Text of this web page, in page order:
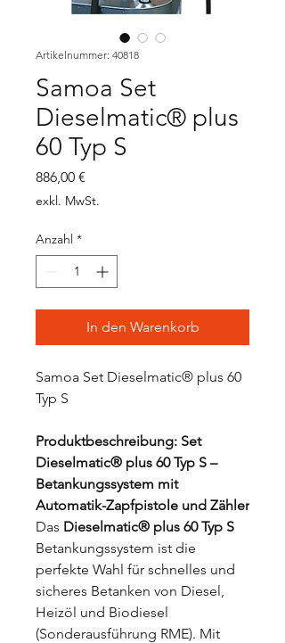
Artikelnummer: 40818
Samoa Set
Dieselmatic® plus
60 Typ S
886,00 €
exkl. MwSt.
Anzahl *
In den Warenkorb
Samoa Set Dieselmatic® plus 60
Typ S
Produktbeschreibung: Set
Dieselmatic® plus 60 Typ S –
Betankungssystem mit
Automatik-Zapfpistole und Zähler
Das Dieselmatic® plus 60 Typ S
Betankungssystem ist die
perfekte Wahl für schnelles und
sicheres Betanken von Diesel,
Heizöl und Biodiesel
(Sonderausführung RME). Mit